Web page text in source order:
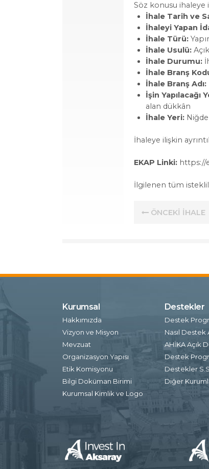
Söz konusu ihaleye
İhale Tarih ve
İhaleyi Yapan
İhale Türü:
İhale Usulü:
İhale Durumu:
İhale Branş
İhale Branş Adı:
İşin Yapılacağı
alan dükkân
İhale Yeri:
İhaleye ilişkin
EKAP Linki: https://
İlgilenen tüm
ÖNCEKİ İHALE
Kurumsal
Hakkımızda
Vizyon ve Misyon
Mevzuat
Organizasyon Yapısı
Etik Komisyonu
Bilgi Doküman Birimi
Kurumsal Kimlik ve Logo
Destekler
Destek
Nasıl Destek
AHİKA Açık
Destek
Destekler
Diğer